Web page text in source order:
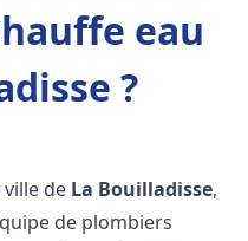
eau
?
ville de La Bouilladisse,
de plombiers